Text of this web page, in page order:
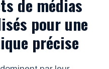
de médias
pour une
précise